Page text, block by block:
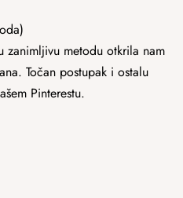
metodu otkrila nam
Točan postupak i ostalu
Pinterestu.